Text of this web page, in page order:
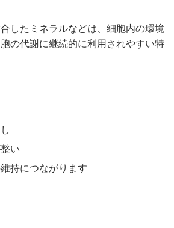
したミネラルなどは、細胞内の環境
の代謝に継続的に利用されやすい特
い
持につながります